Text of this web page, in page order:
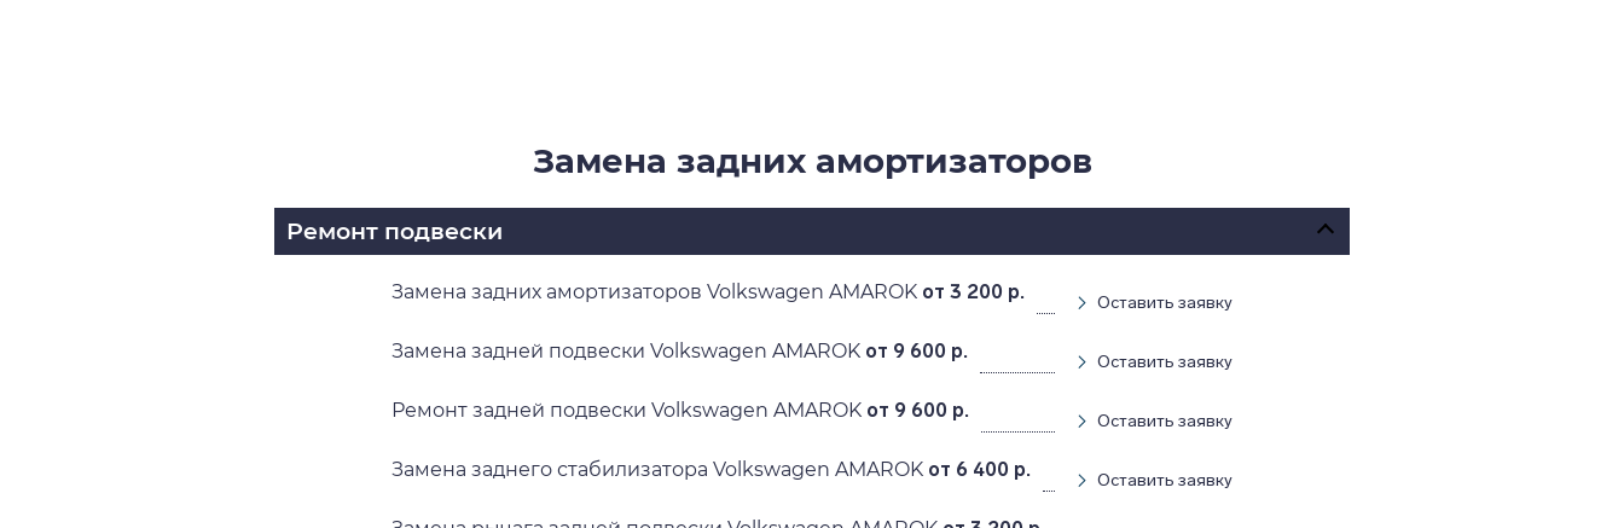
Замена задних амортизаторов
Ремонт подвески
Замена задних амортизаторов Volkswagen AMAROK от 3 200 р. Оставить заявку
Замена задней подвески Volkswagen AMAROK от 9 600 р. Оставить заявку
Ремонт задней подвески Volkswagen AMAROK от 9 600 р. Оставить заявку
Замена заднего стабилизатора Volkswagen AMAROK от 6 400 р. Оставить заявку